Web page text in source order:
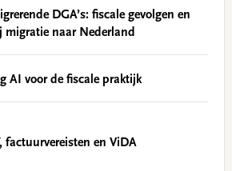
DGA’s: fiscale gevolgen en
migratie naar Nederland
AI voor de fiscale praktijk
factuurvereisten en ViDA